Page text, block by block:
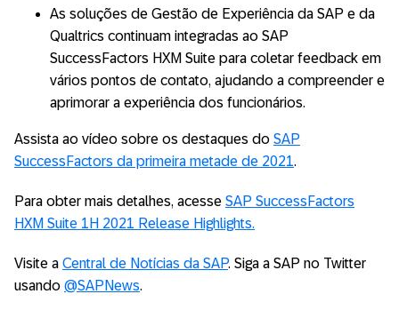
As soluções de Gestão de Experiência da SAP e da
Qualtrics continuam integradas ao SAP
SuccessFactors HXM Suite para coletar feedback em
vários pontos de contato, ajudando a compreender e
aprimorar a experiência dos funcionários.
Assista ao vídeo sobre os destaques do SAP
SuccessFactors da primeira metade de 2021.
Para obter mais detalhes, acesse SAP SuccessFactors
HXM Suite 1H 2021 Release Highlights.
Visite a Central de Notícias da SAP. Siga a SAP no Twitter
usando @SAPNews.